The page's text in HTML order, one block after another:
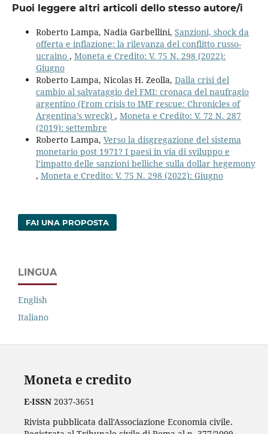
Puoi leggere altri articoli dello stesso autore/i
Roberto Lampa, Nadia Garbellini, Sanzioni, shock da
offerta e inflazione: la rilevanza del conflitto russo-
ucraino , Moneta e Credito: V. 75 N. 298 (2022):
Giugno
Roberto Lampa, Nicolas H. Zeolla, Dalla crisi del
cambio al salvataggio del FMI: cronaca del naufragio
argentino (From crisis to IMF rescue: Chronicles of
Argentina’s wreck) , Moneta e Credito: V. 72 N. 287
(2019): settembre
Roberto Lampa, Verso la disgregazione del sistema
monetario post 1971? I paesi in via di sviluppo e
l’impatto delle sanzioni belliche sulla dollar hegemony
, Moneta e Credito: V. 75 N. 298 (2022): Giugno
FAI UNA PROPOSTA
LINGUA
English
Italiano
Moneta e credito
E-ISSN2037-3651
Rivista pubblicata dall'Associazione Economia civile.